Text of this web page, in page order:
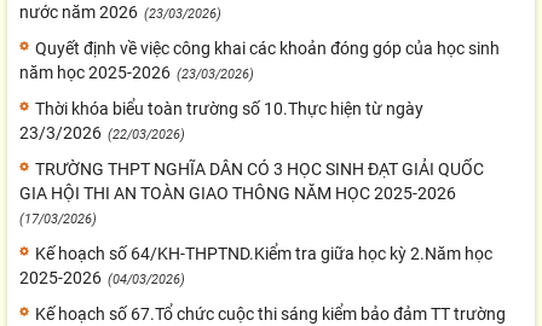
nước năm 2026 (23/03/2026)
Quyết định về việc công khai các khoản đóng góp của học sinh
năm học 2025-2026 (23/03/2026)
Thời khóa biểu toàn trường số 10.Thực hiện từ ngày
23/3/2026 (22/03/2026)
TRƯỜNG THPT NGHĨA DÂN CÓ 3 HỌC SINH ĐẠT GIẢI QUỐC
GIA HỘI THI AN TOÀN GIAO THÔNG NĂM HỌC 2025-2026
(17/03/2026)
Kế hoạch số 64/KH-THPTND.Kiểm tra giữa học kỳ 2.Năm học
2025-2026 (04/03/2026)
Kế hoạch số 67.Tổ chức cuộc thi sáng kiểm bảo đảm TT trường